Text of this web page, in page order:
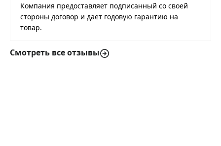
Компания предоставляет подписанный со своей
стороны договор и дает годовую гарантию на
товар.
Смотреть все отзывы